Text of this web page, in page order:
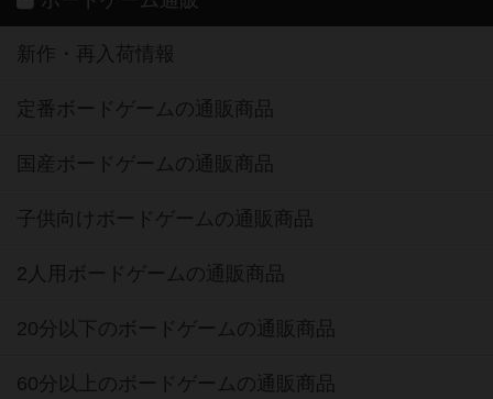
新作・再入荷情報
定番ボードゲームの通販商品
国産ボードゲームの通販商品
子供向けボードゲームの通販商品
2人用ボードゲームの通販商品
20分以下のボードゲームの通販商品
60分以上のボードゲームの通販商品